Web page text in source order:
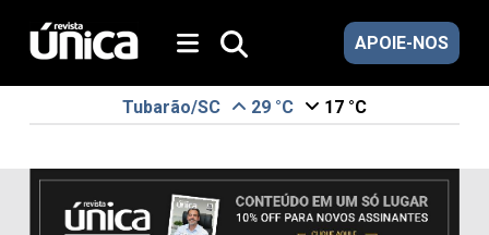
APOIE-NOS
Tubarão/SC 29 °C 17 °C